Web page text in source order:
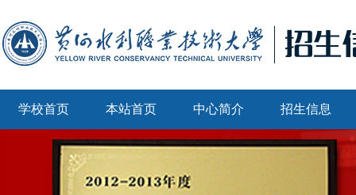
学校首页 本站首页 中心简介 招生信息